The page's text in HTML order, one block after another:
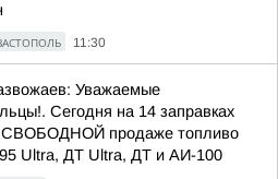
11:30
Уважаемые
Сегодня на 14 заправках
продаже топливо
Ultra, ДТ Ultra, ДТ и АИ-100